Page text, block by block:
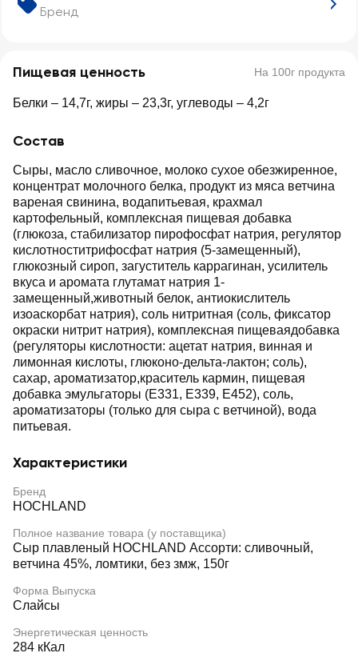
Бренд
Пищевая ценность На 100г продукта
Белки – 14,7г, жиры – 23,3г, углеводы – 4,2г
Состав
Сыры, масло сливочное, молоко сухое обезжиренное,
концентрат молочного белка, продукт из мяса ветчина
вареная свинина, водапитьевая, крахмал
картофельный, комплексная пищевая добавка
(глюкоза, стабилизатор пирофосфат натрия, регулятор
кислотноститрифосфат натрия (5-замещенный),
глюкозный сироп, загуститель каррагинан, усилитель
вкуса и аромата глутамат натрия 1-
замещенный,животный белок, антиокислитель
изоаскорбат натрия), соль нитритная (соль, фиксатор
окраски нитрит натрия), комплексная пищеваядобавка
(регуляторы кислотности: ацетат натрия, винная и
лимонная кислоты, глюконо-дельта-лактон; соль),
сахар, ароматизатор,краситель кармин, пищевая
добавка эмульгаторы (Е331, Е339, Е452), соль,
ароматизаторы (только для сыра с ветчиной), вода
питьевая.
Характеристики
Бренд
HOCHLAND
Полное название товара (у поставщика)
Сыр плавленый HOCHLAND Ассорти: сливочный,
ветчина 45%, ломтики, без змж, 150г
Форма Выпуска
Слайсы
Энергетическая ценность
284 кКал